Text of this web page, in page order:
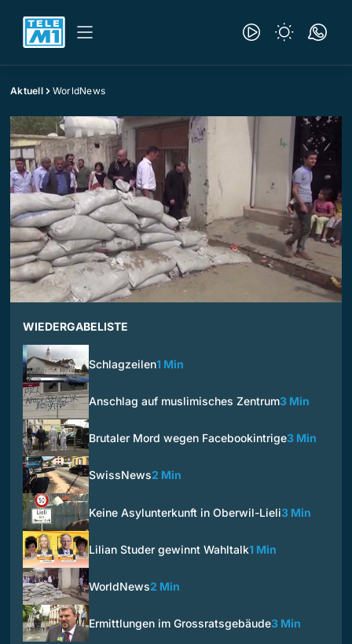
Aktuell WorldNews
WIEDERGABELISTE
Schlagzeilen1 Min
Anschlag auf muslimisches Zentrum3 Min
Brutaler Mord wegen Facebookintrige3 Min
SwissNews2 Min
Keine Asylunterkunft in Oberwil-Lieli3 Min
Lilian Studer gewinnt Wahltalk1 Min
WorldNews2 Min
Ermittlungen im Grossratsgebäude3 Min